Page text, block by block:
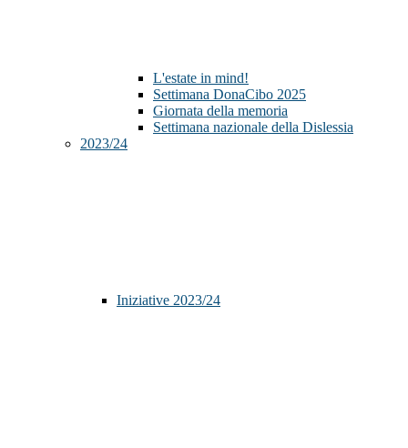
L'estate in mind!
Settimana DonaCibo 2025
Giornata della memoria
Settimana nazionale della Dislessia
2023/24
Iniziative 2023/24